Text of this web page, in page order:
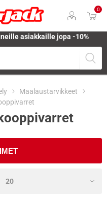
0
asiakkaille jopa -10%
Maalaustarvikkeet